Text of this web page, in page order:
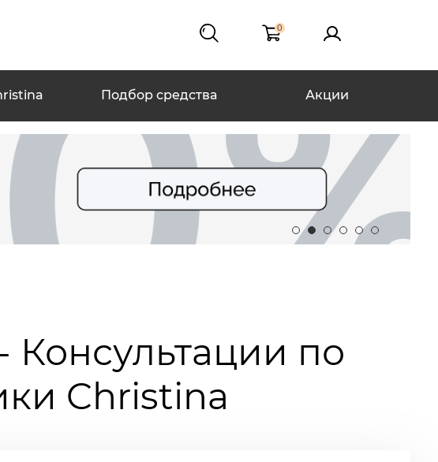
0
Подбор средства Акции
Консультации по
Christina